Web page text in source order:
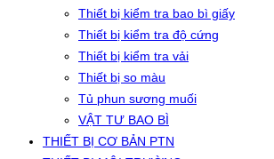
Thiết bị kiểm tra bao bì giấy
Thiết bị kiểm tra độ cứng
Thiết bị kiểm tra vải
Thiết bị so màu
Tủ phun sương muối
VẬT TƯ BAO BÌ
THIẾT BỊ CƠ BẢN PTN